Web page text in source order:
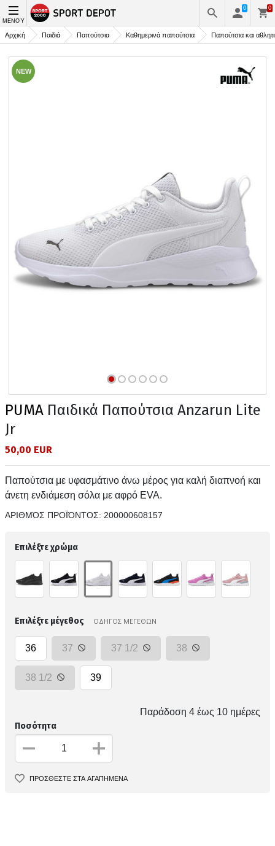
ΜΕΝΟΎ
0 0
Αρχική Παιδιά Παπούτσια Καθημερινά παπούτσια Παπούτσια και
NEW
PUMA Παιδικά Παπούτσια Anzarun Lite
Jr
50,00 EUR
Παπούτσια με υφασμάτινο άνω μέρος για καλή διαπνοή και
άνετη ενδιάμεση σόλα με αφρό EVA.
ΑΡΙΘΜΌΣ ΠΡΟΪΌΝΤΟΣ: 200000608157
Επιλέξτε χρώμα
Επιλέξτε μέγεθος ΟΔΗΓΟΣ ΜΕΓΕΘΩΝ
36 37 37 1/2 38
38 1/2 39
Παράδοση 4 έως 10 ημέρες
Ποσότητα
ΠΡΟΣΘΕΣΤΕ ΣΤΑ ΑΓΑΠΗΜΕΝΑ